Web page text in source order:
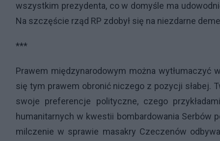
wszystkim prezydenta, co w domyśle ma
Na szczęście rząd RP zdobył się na niezdarne
***
Prawem międzynarodowym można
się tym prawem obronić niczego z pozycji słabej.
swoje preferencje polityczne, czego
humanitarnych w kwestii bombardowania Serbów
milczenie w sprawie masakry Czeczenów